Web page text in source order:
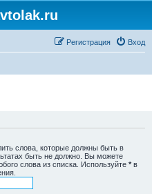
Вход
Регистрация
слова, которые должны быть в
быть не должно. Вы можете
слова из списка. Используйте * в